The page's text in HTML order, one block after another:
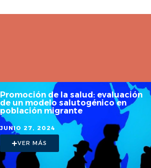
Lama Glama ¡Soy la llama! Mi vida en
el desierto de Atacama
JUNIO 10, 2024
VER MÁS